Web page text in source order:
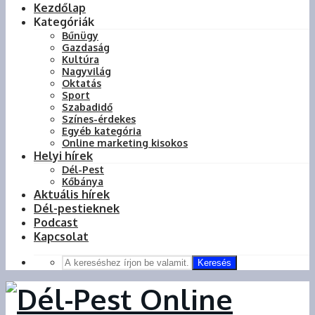
Kezdőlap
Kategóriák
Bűnügy
Gazdaság
Kultúra
Nagyvilág
Oktatás
Sport
Szabadidő
Színes-érdekes
Egyéb kategória
Online marketing kisokos
Helyi hírek
Dél-Pest
Kőbánya
Aktuális hírek
Dél-pestieknek
Podcast
Kapcsolat
Keresés